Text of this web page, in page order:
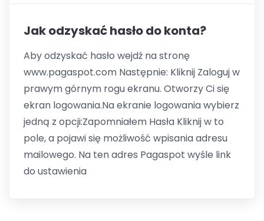
Jak odzyskać hasło do konta?
Aby odzyskać hasło wejdź na stronę
www.pagaspot.com Następnie: Kliknij Zaloguj w
prawym górnym rogu ekranu. Otworzy Ci się
ekran logowania.Na ekranie logowania wybierz
jedną z opcji:Zapomniałem Hasła Kliknij w to
pole, a pojawi się możliwość wpisania adresu
mailowego. Na ten adres Pagaspot wyśle link
do ustawienia